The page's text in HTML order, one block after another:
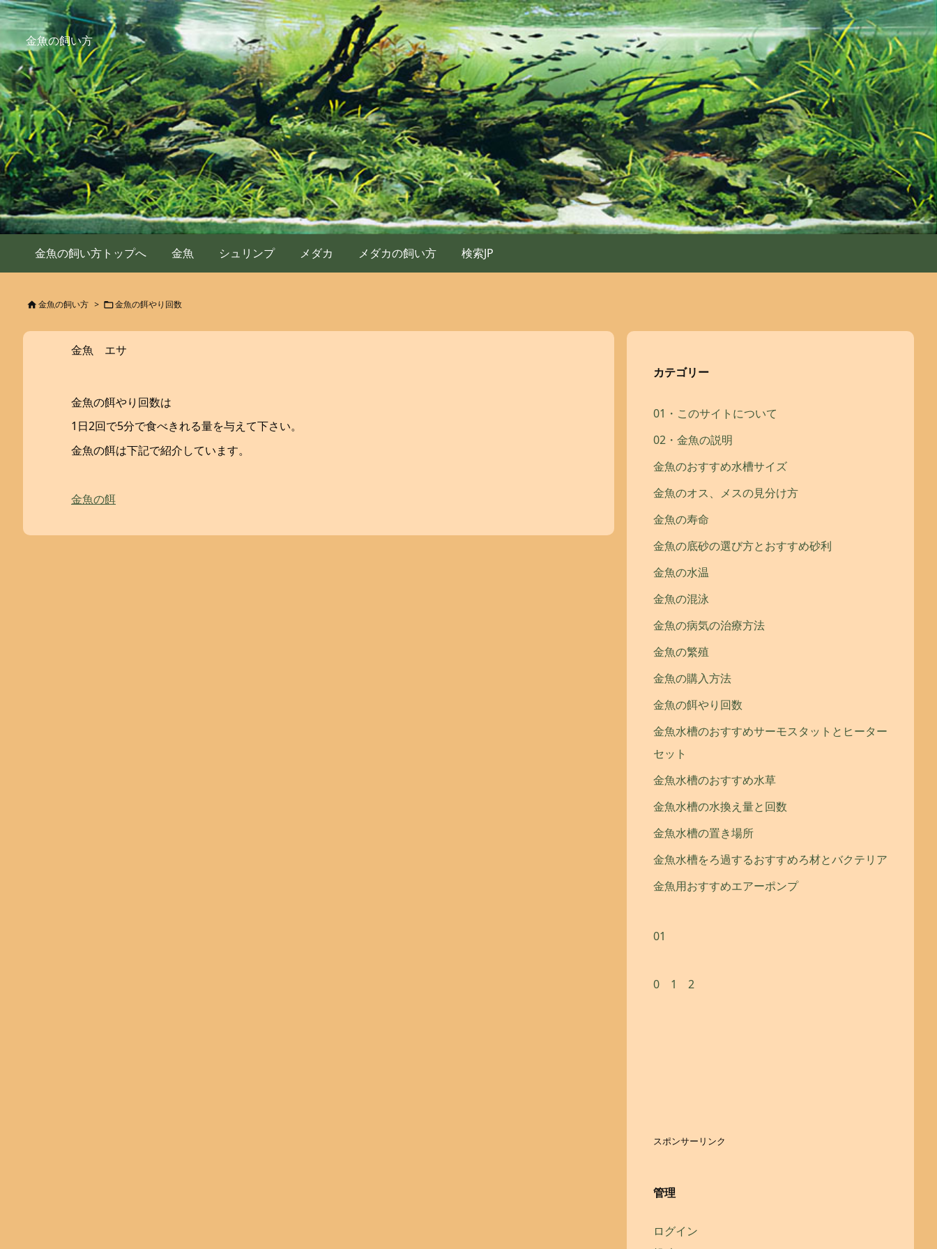
金魚の飼い方
金魚の飼い方トップへ 金魚 シュリンプ メダカ メダカの飼い方 検索JP
金魚の飼い方 > 金魚の餌やり回数
金魚 エサ
金魚の餌やり回数は
1日2回で5分で食べきれる量を与えて下さい。
金魚の餌は下記で紹介しています。
金魚の餌
カテゴリー
01・このサイトについて
02・金魚の説明
金魚のおすすめ水槽サイズ
金魚のオス、メスの見分け方
金魚の寿命
金魚の底砂の選び方とおすすめ砂利
金魚の水温
金魚の混泳
金魚の病気の治療方法
金魚の繁殖
金魚の購入方法
金魚の餌やり回数
金魚水槽のおすすめサーモスタットとヒーター
セット
金魚水槽のおすすめ水草
金魚水槽の水換え量と回数
金魚水槽の置き場所
金魚水槽をろ過するおすすめろ材とバクテリア
金魚用おすすめエアーポンプ
01
0 1 2
スポンサーリンク
管理
ログイン